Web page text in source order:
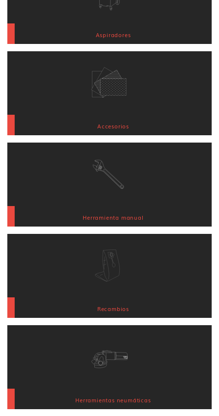
Aspiradores
Accesorios
Herramienta manual
Recambios
Herramientas neumáticas